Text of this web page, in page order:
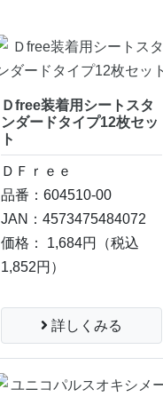
Ｄfree装着用シートスタ
ンダードタイプ12枚セッ
ト
ＤＦｒｅｅ
品番：604510-00
JAN：4573475484072
価格： 1,684円
（税込
1,852円）
詳しくみる